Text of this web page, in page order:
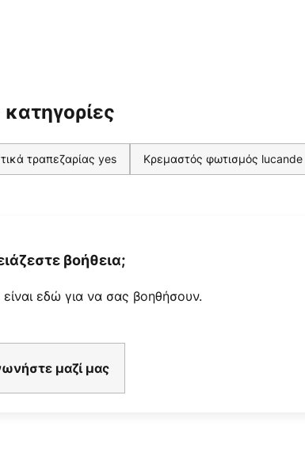
τραπεζαρίας yes Κρεμαστός φωτισμός lucande
βοήθεια;
είναι εδώ για να σας βοηθήσουν.
μαζί μας